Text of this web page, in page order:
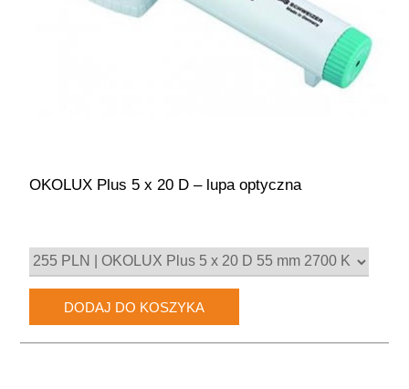
OKOLUX Plus 5 x 20 D – lupa optyczna